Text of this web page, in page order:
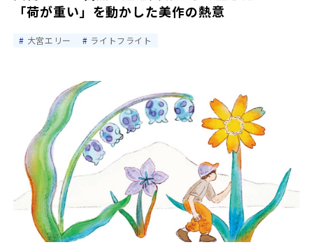
「荷が重い」を動かした美作の熱意
大宮エリー ライトフライト